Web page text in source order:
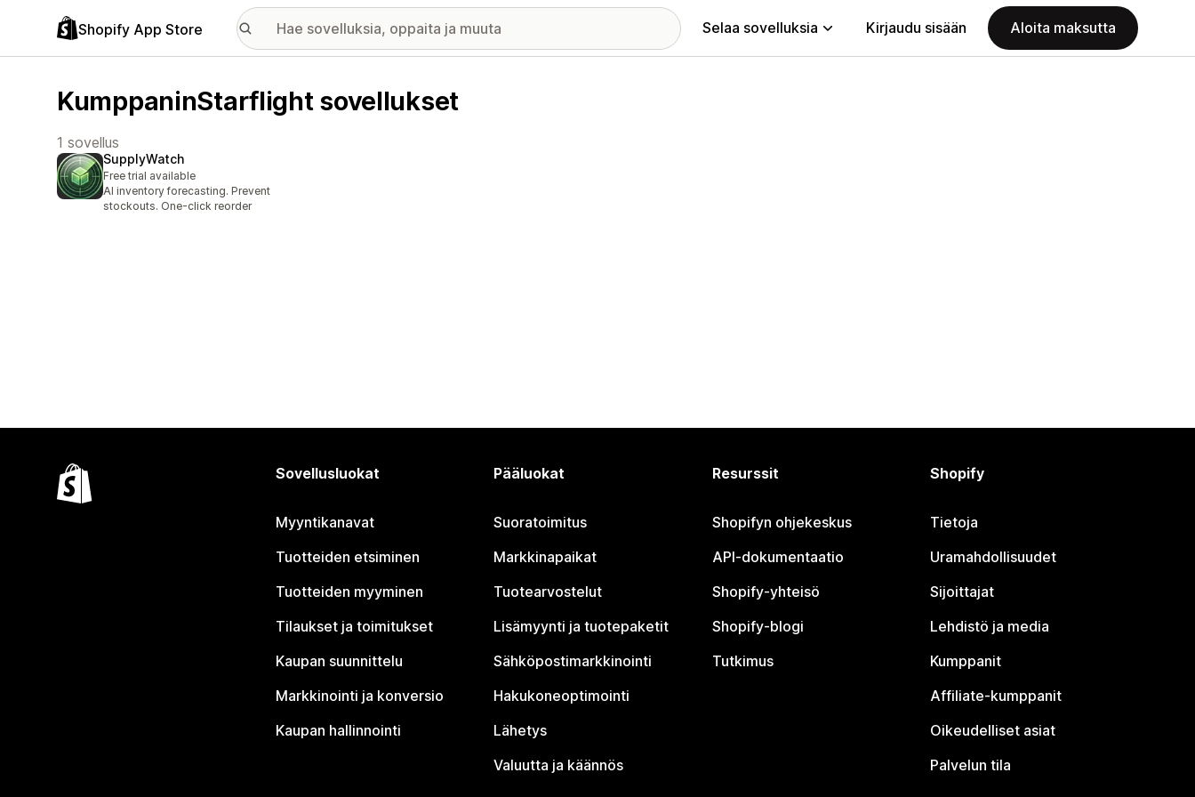
Shopify App Store Selaa sovelluksia Kirjaudu sisään Aloita maksutta
KumppaninStarflight sovellukset
1 sovellus
SupplyWatch
Free trial available
AI inventory forecasting. Prevent
stockouts. One-click reorder
Sovellusluokat
Myyntikanavat
Tuotteiden etsiminen
Tuotteiden myyminen
Tilaukset ja toimitukset
Kaupan suunnittelu
Markkinointi ja konversio
Kaupan hallinnointi
Pääluokat
Suoratoimitus
Markkinapaikat
Tuotearvostelut
Lisämyynti ja tuotepaketit
Sähköpostimarkkinointi
Hakukoneoptimointi
Lähetys
Valuutta ja käännös
Resurssit
Shopifyn ohjekeskus
API-dokumentaatio
Shopify-yhteisö
Shopify-blogi
Tutkimus
Shopify
Tietoja
Uramahdollisuudet
Sijoittajat
Lehdistö ja media
Kumppanit
Affiliate-kumppanit
Oikeudelliset asiat
Palvelun tila